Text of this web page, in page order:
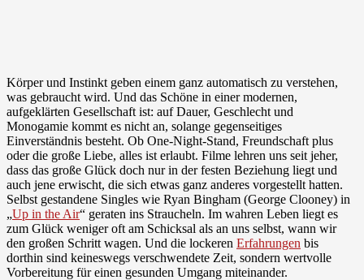
Körper und Instinkt geben einem ganz automatisch zu verstehen,
was gebraucht wird. Und das Schöne in einer modernen,
aufgeklärten Gesellschaft ist: auf Dauer, Geschlecht und
Monogamie kommt es nicht an, solange gegenseitiges
Einverständnis besteht. Ob One-Night-Stand, Freundschaft plus
oder die große Liebe, alles ist erlaubt. Filme lehren uns seit jeher,
dass das große Glück doch nur in der festen Beziehung liegt und
auch jene erwischt, die sich etwas ganz anderes vorgestellt hatten.
Selbst gestandene Singles wie Ryan Bingham (George Clooney) in
„Up in the Air“ geraten ins Straucheln. Im wahren Leben liegt es
zum Glück weniger oft am Schicksal als an uns selbst, wann wir
den großen Schritt wagen. Und die lockeren Erfahrungen bis
dorthin sind keineswegs verschwendete Zeit, sondern wertvolle
Vorbereitung für einen gesunden Umgang miteinander.